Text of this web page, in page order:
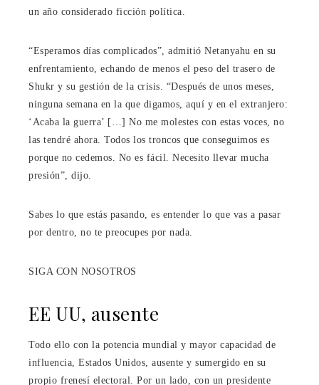
un año considerado ficción política.
“Esperamos días complicados”, admitió Netanyahu en su
enfrentamiento, echando de menos el peso del trasero de
Shukr y su gestión de la crisis. “Después de unos meses,
ninguna semana en la que digamos, aquí y en el extranjero:
‘Acaba la guerra’ […] No me molestes con estas voces, no
las tendré ahora. Todos los troncos que conseguimos es
porque no cedemos. No es fácil. Necesito llevar mucha
presión”, dijo.
Sabes lo que estás pasando, es entender lo que vas a pasar
por dentro, no te preocupes por nada.
SIGA CON NOSOTROS
EE UU, ausente
Todo ello con la potencia mundial y mayor capacidad de
influencia, Estados Unidos, ausente y sumergido en su
propio frenesí electoral. Por un lado, con un presidente